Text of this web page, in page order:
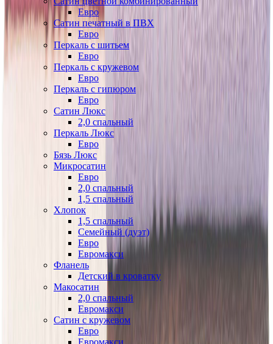
Евро
Сатин печатный в ПВХ
Евро
Перкаль с шитьем
Евро
Перкаль с кружевом
Евро
Перкаль с гипюром
Евро
Сатин Люкс
2,0 спальный
Перкаль Люкс
Евро
Бязь Люкс
Микросатин
Евро
2,0 спальный
1,5 спальный
Хлопок
1,5 спальный
Семейный (дуэт)
Евро
Евромакси
Фланель
Детский в кроватку
Макосатин
2,0 спальный
Евромакси
Сатин с кружевом
Евро
Евромакси